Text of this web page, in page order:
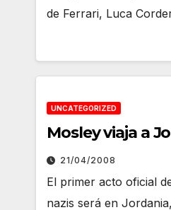
de Ferrari, Luca
UNCATEGORIZED
Mosley viaja a
21/04/2008
El primer acto oficial
nazis será en